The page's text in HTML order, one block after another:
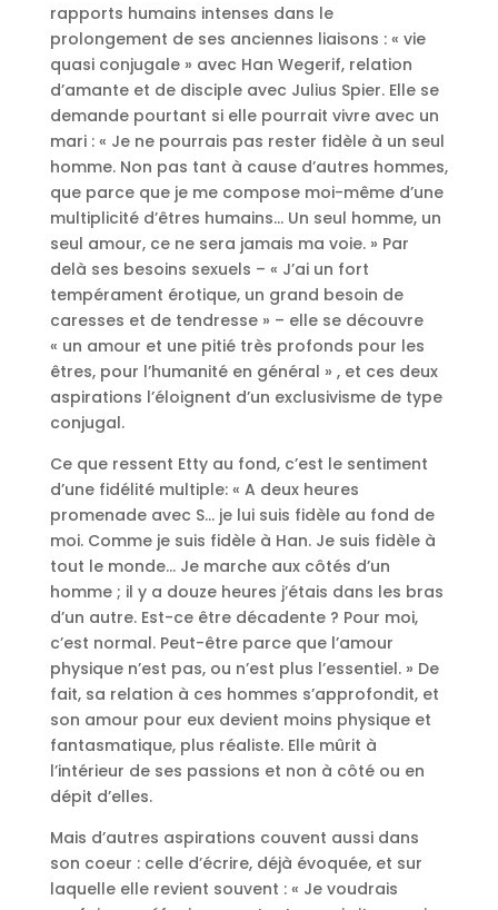
rapports humains intenses dans le
prolongement de ses anciennes liaisons : « vie
quasi conjugale » avec Han Wegerif, relation
d’amante et de disciple avec Julius Spier. Elle se
demande pourtant si elle pourrait vivre avec un
mari : « Je ne pourrais pas rester fidèle à un seul
homme. Non pas tant à cause d’autres hommes,
que parce que je me compose moi-même d’une
multiplicité d’êtres humains… Un seul homme, un
seul amour, ce ne sera jamais ma voie. » Par
delà ses besoins sexuels – « J’ai un fort
tempérament érotique, un grand besoin de
caresses et de tendresse » – elle se découvre
« un amour et une pitié très profonds pour les
êtres, pour l’humanité en général » , et ces deux
aspirations l’éloignent d’un exclusivisme de type
conjugal.
Ce que ressent Etty au fond, c’est le sentiment
d’une fidélité multiple: « A deux heures
promenade avec S… je lui suis fidèle au fond de
moi. Comme je suis fidèle à Han. Je suis fidèle à
tout le monde… Je marche aux côtés d’un
homme ; il y a douze heures j’étais dans les bras
d’un autre. Est-ce être décadente ? Pour moi,
c’est normal. Peut-être parce que l’amour
physique n’est pas, ou n’est plus l’essentiel. » De
fait, sa relation à ces hommes s’approfondit, et
son amour pour eux devient moins physique et
fantasmatique, plus réaliste. Elle mûrit à
l’intérieur de ses passions et non à côté ou en
dépit d’elles.
Mais d’autres aspirations couvent aussi dans
son coeur : celle d’écrire, déjà évoquée, et sur
laquelle elle revient souvent : « Je voudrais